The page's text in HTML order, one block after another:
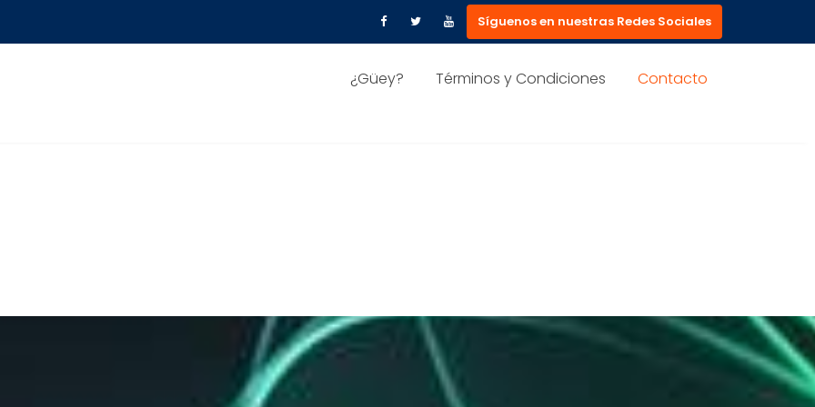
Síguenos en nuestras Redes Sociales
¿Güey? Términos y Condiciones Contacto